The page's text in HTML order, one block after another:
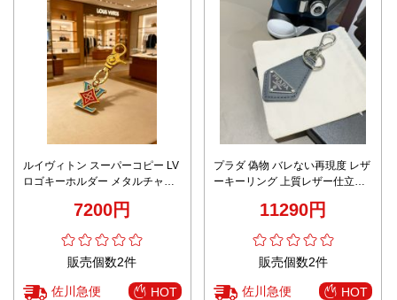
ルイヴィトン スーパーコピー LV
ロゴキーホルダー メタルチャー
7200円
販売個数2件
佐川急便 HOT
プラダ 偽物 バレない再現度 レザ
ーキーリング 上質レザー仕立て
11290円
販売個数2件
佐川急便 HOT